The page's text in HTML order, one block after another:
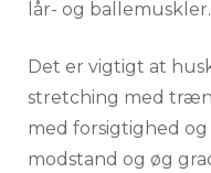
lår- og ballemuskler.
Det er vigtigt at
stretching med
med forsigtighed
modstand og øg